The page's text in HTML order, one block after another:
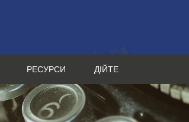
РЕСУРСИ ДІЙТЕ